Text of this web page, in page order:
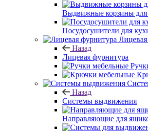
Выдвижные корзины для
Посудосушители для
Назад
Лицевая фурнитура
Назад
Системы выдвижения
Направляющие для